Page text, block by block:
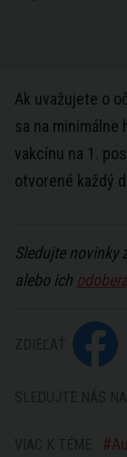
Ak uvažujete o
sa na minimálne
vakcínu na 1.
otvorené každý
Sledujte novinky
alebo ich